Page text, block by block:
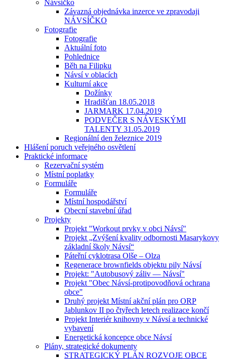
Návsíčko
Závazná objednávka inzerce ve zpravodaji
NÁVSÍČKO
Fotografie
Fotografie
Aktuální foto
Pohlednice
Běh na Filipku
Návsí v oblacích
Kulturní akce
Dožínky
Hradišťan 18.05.2018
JARMARK 17.04.2019
PODVEČER S NÁVESKÝMI
TALENTY 31.05.2019
Regionální den železnice 2019
Hlášení poruch veřejného osvětlení
Praktické informace
Rezervační systém
Místní poplatky
Formuláře
Formuláře
Místní hospodářství
Obecní stavební úřad
Projekty
Projekt "Workout prvky v obci Návsí"
Projekt „Zvýšení kvality odbornosti Masarykovy
základní školy Návsí“
Páteřní cyklotrasa Olše – Olza
Regenerace brownfields objektu pily Návsí
Projekt: "Autobusový záliv — Návsí"
Projekt "Obec Návsí-protipovodňová ochrana
obce"
Druhý projekt Místní akční plán pro ORP
Jablunkov II po čtyřech letech realizace končí
Projekt Interiér knihovny v Návsí a technické
vybavení
Energetická koncepce obce Návsí
Plány, strategické dokumenty
STRATEGICKÝ PLÁN ROZVOJE OBCE